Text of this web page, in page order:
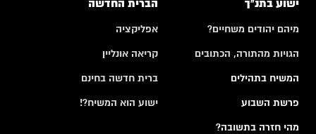
ישוע בתנ"ך
מיהם יהודים משחיים?
הגויות מהתורה, הכתובים
המשיח בתהילים
פרשת השבוע
מהי חזרה בתשובה?
הברית החדשה
אפליקציה
קריאה אונליין
ברית חדשה בחינם
ישוע הוא המשיח?!